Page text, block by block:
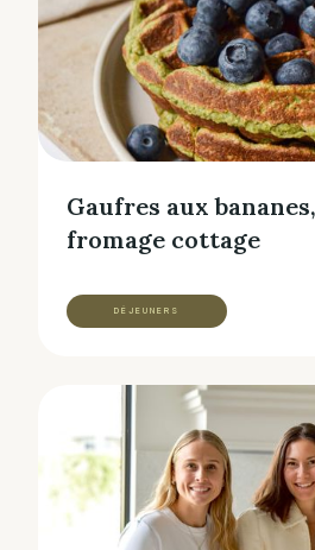
Gaufres aux
fromage cottage
DÉJEUNERS